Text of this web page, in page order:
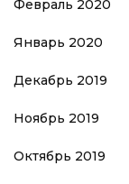
Февраль 2020
Январь 2020
Декабрь 2019
Ноябрь 2019
Октябрь 2019